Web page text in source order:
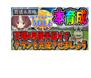
育成＆攻略